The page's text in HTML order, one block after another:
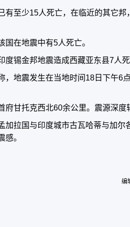
有至少15人死亡，在临近的其它
国在地震中有5人死亡。
度锡金邦地震造成西藏亚东县7人
，地震发生在当地时间18日下午6
府甘托克西北60余公里。震源深度
加拉国与印度城市古瓦哈蒂与加尔
感。
编